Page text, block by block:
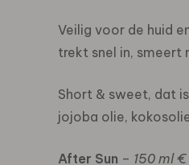
Veilig voor de huid
trekt snel in,
Short & sweet, dat
jojoba olie,
After Sun – 150 ml